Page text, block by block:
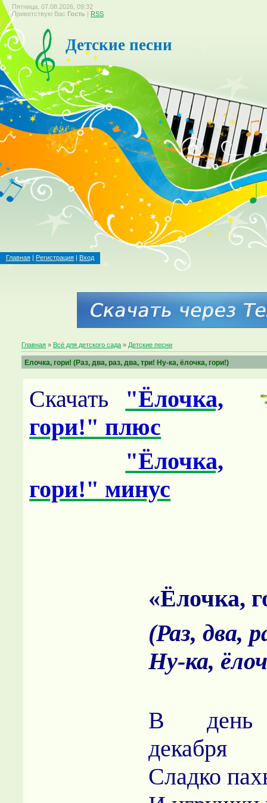
Пятница, 07.08.2026, 09:32
Приветствую Вас Гость | RSS
Детские песни
Главная | Регистрация | Вход
Главная » Всё для детского сада » Детские песни
Елочка, гори! (Раз, два, раз, два, три! Ну-ка, ёлочка, гори!)
Скачать "Ёлочка,
гори!" плюс
"Ёлочка,
гори!" минус
«Ёлочка,
(Раз, два,
Ну-ка,
В день
декабря
Сладко